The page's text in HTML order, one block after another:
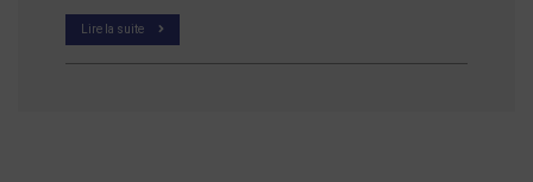
Lire la suite